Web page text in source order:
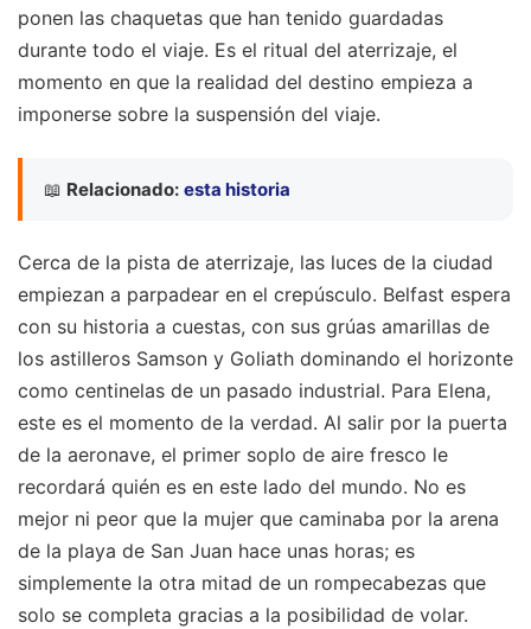
ponen las chaquetas que han tenido guardadas
durante todo el viaje. Es el ritual del aterrizaje, el
momento en que la realidad del destino empieza a
imponerse sobre la suspensión del viaje.
📖 Relacionado: esta historia
Cerca de la pista de aterrizaje, las luces de la ciudad
empiezan a parpadear en el crepúsculo. Belfast espera
con su historia a cuestas, con sus grúas amarillas de
los astilleros Samson y Goliath dominando el horizonte
como centinelas de un pasado industrial. Para Elena,
este es el momento de la verdad. Al salir por la puerta
de la aeronave, el primer soplo de aire fresco le
recordará quién es en este lado del mundo. No es
mejor ni peor que la mujer que caminaba por la arena
de la playa de San Juan hace unas horas; es
simplemente la otra mitad de un rompecabezas que
solo se completa gracias a la posibilidad de volar.